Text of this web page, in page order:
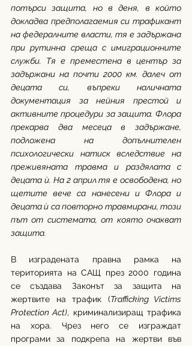
потърси защита, но в деня, в който
докладва предполагаемия си трафикант
на федералните власти, тя е задържана
при рутинна среща с имиграционните
служби. Тя е преместена в център за
задържани на почти 2000 км. далеч от
децата си, въпреки наличната
документация за нейния престой и
активните процедури за защита. Флора
прекарва два месеца в задържане,
подложена на допълнителен
психологически натиск вследствие на
преживяната травма и раздялата с
децата ѝ. На 2 април тя е освободена, но
щетите вече са нанесени и Флора и
децата ѝ са повторно травмирани, този
път от системата, от която очакват
защита.
В изградената правна рамка на
територията на САЩ през 2000 година
се създава Законът за защита на
жертвите на трафик (Trafficking Victims
Protection Act), криминализиращ трафика
на хора. Чрез него се изграждат
програми за подкрепа на жертви във